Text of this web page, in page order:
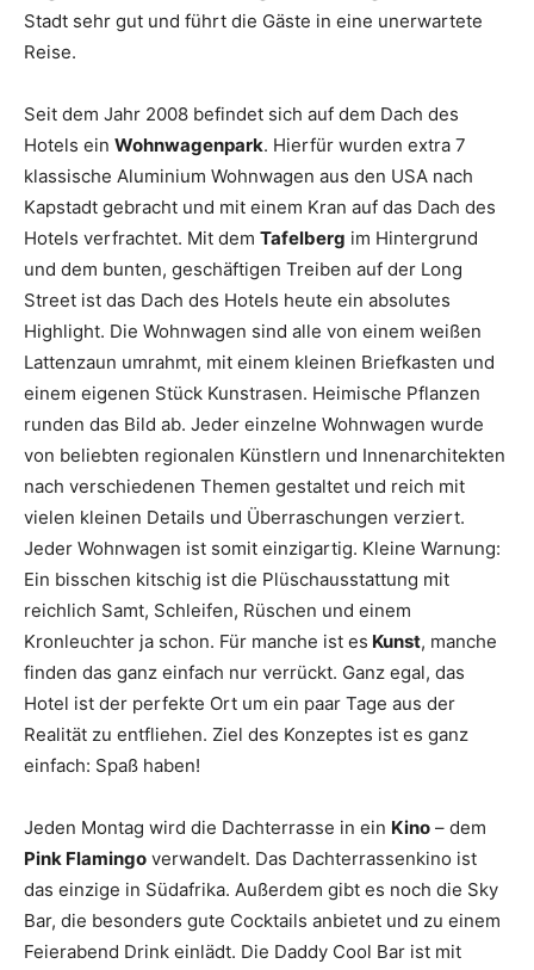
Stadt sehr gut und führt die Gäste in eine unerwartete
Reise.
Seit dem Jahr 2008 befindet sich auf dem Dach des
Hotels ein Wohnwagenpark. Hierfür wurden extra 7
klassische Aluminium Wohnwagen aus den USA nach
Kapstadt gebracht und mit einem Kran auf das Dach des
Hotels verfrachtet. Mit dem Tafelberg im Hintergrund
und dem bunten, geschäftigen Treiben auf der Long
Street ist das Dach des Hotels heute ein absolutes
Highlight. Die Wohnwagen sind alle von einem weißen
Lattenzaun umrahmt, mit einem kleinen Briefkasten und
einem eigenen Stück Kunstrasen. Heimische Pflanzen
runden das Bild ab. Jeder einzelne Wohnwagen wurde
von beliebten regionalen Künstlern und Innenarchitekten
nach verschiedenen Themen gestaltet und reich mit
vielen kleinen Details und Überraschungen verziert.
Jeder Wohnwagen ist somit einzigartig. Kleine Warnung:
Ein bisschen kitschig ist die Plüschausstattung mit
reichlich Samt, Schleifen, Rüschen und einem
Kronleuchter ja schon. Für manche ist es Kunst, manche
finden das ganz einfach nur verrückt. Ganz egal, das
Hotel ist der perfekte Ort um ein paar Tage aus der
Realität zu entfliehen. Ziel des Konzeptes ist es ganz
einfach: Spaß haben!
Jeden Montag wird die Dachterrasse in ein Kino – dem
Pink Flamingo verwandelt. Das Dachterrassenkino ist
das einzige in Südafrika. Außerdem gibt es noch die Sky
Bar, die besonders gute Cocktails anbietet und zu einem
Feierabend Drink einlädt. Die Daddy Cool Bar ist mit